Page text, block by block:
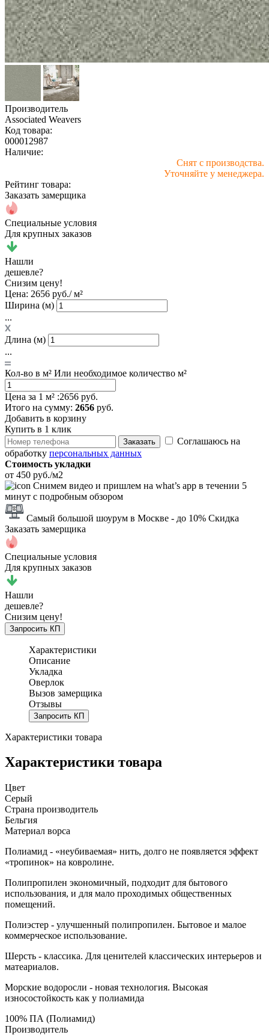
Производитель
Associated Weavers
Код товара:
000012987
Наличие:
Снят с производства.
Уточняйте у менеджера.
Рейтинг товара:
Заказать замерщика
Специальные условия
Для крупных заказов
Нашли
дешевле?
Снизим цену!
Цена: 2656 руб./ м²
Ширина (м)
...
Длина (м)
...
Кол-во в м² Или необходимое количество м²
Цена за 1 м² :2656 руб.
Итого на сумму: 2656 руб.
Добавить в корзину
Купить в 1 клик
Заказать
Соглашаюсь на
обработку персональных данных
Стоимость укладки
от 450 руб./м2
Снимем видео и пришлем на what’s app в течении 5
минут с подробным обзором
Самый большой шоурум в Москве - до 10% Скидка
Заказать замерщика
Специальные условия
Для крупных заказов
Нашли
дешевле?
Снизим цену!
Запросить КП
Характеристики
Описание
Укладка
Оверлок
Вызов замерщика
Отзывы
Запросить КП
Характеристики товара
Характеристики товара
Цвет
Серый
Страна производитель
Бельгия
Материал ворса
Полиамид - «неубиваемая» нить, долго не появляется эффект
«тропинок» на ковролине.
Полипропилен экономичный, подходит для бытового
использования, и для мало проходимых общественных
помещений.
Полиэстер - улучшенный полипропилен. Бытовое и малое
коммерческое использование.
Шерсть - классика. Для ценителей классических интерьеров и
матеариалов.
Морские водоросли - новая технология. Высокая
износостойкость как у полиамида
100% ПА (Полиамид)
Производитель